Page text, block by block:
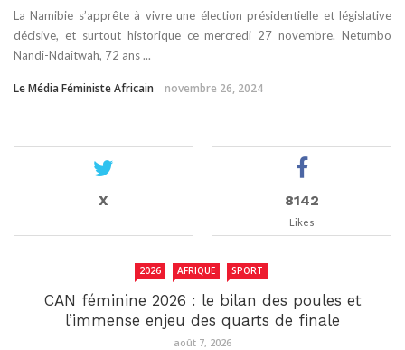
La Namibie s’apprête à vivre une élection présidentielle et législative
décisive, et surtout historique ce mercredi 27 novembre. Netumbo
Nandi-Ndaitwah, 72 ans ...
Le Média Féministe Africain novembre 26, 2024
X 8142
Likes
2026 AFRIQUE SPORT
CAN féminine 2026 : le bilan des poules et
l’immense enjeu des quarts de finale
août 7, 2026